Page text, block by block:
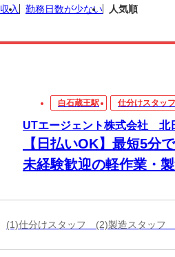
入 勤務日数が少ない 人気順
白石蔵王駅 仕分けスタッフ
UTエージェント株式会社 北
【日払いOK】最短5分
未経験歓迎の軽作業・
(1)仕分けスタッフ (2)製造スタッフ